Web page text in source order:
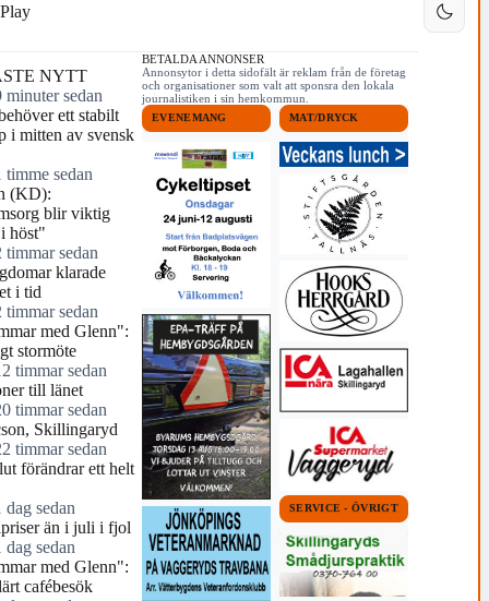
Play
NYTT
minuter sedan
ett stabilt
i mitten av svensk
timme sedan
(KD):
blir viktig
höst"
timmar sedan
klarade
i tid
timmar sedan
med Glenn":
stormöte
timmar sedan
till länet
timmar sedan
Skillingaryd
timmar sedan
förändrar ett helt
dag sedan
än i juli i fjol
dag sedan
med Glenn":
cafébesök
BETALDA ANNONSER
Annonsytor i detta sidofält är reklam från de företag
och organisationer som valt att sponsra den lokala
journalistiken i sin hemkommun.
EVENEMANG MAT/DRYCK
SERVICE - ÖVRIGT